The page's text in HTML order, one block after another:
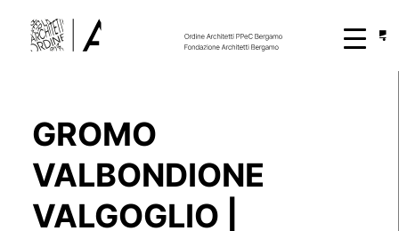
GROMO
VALBONDIONE
VALGOGLIO |